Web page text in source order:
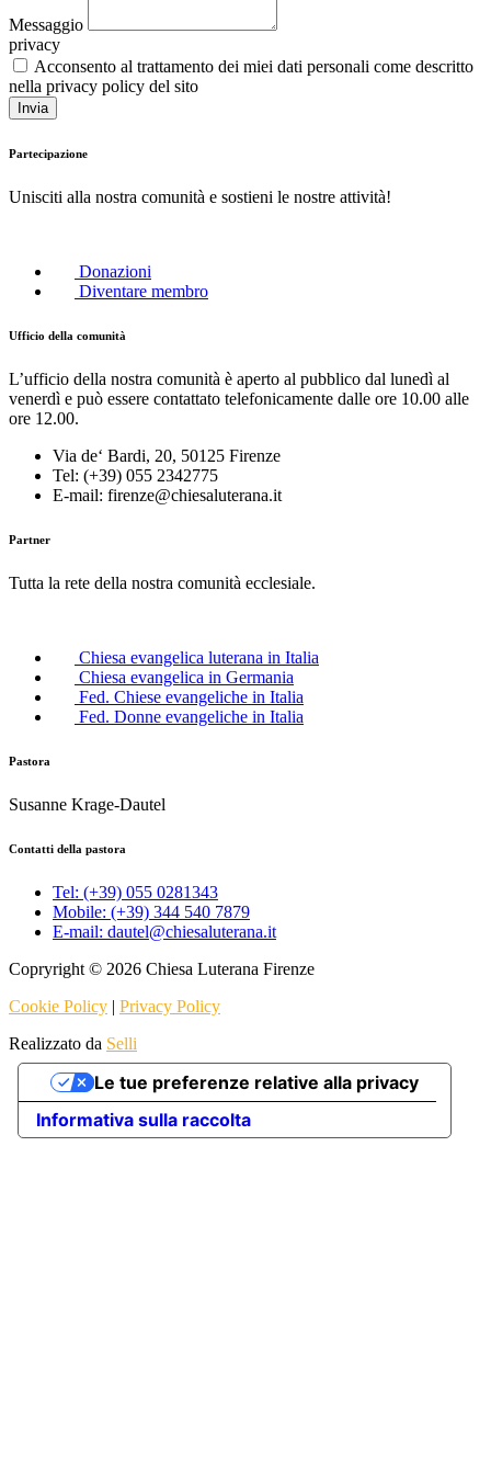
Messaggio
privacy
Acconsento al trattamento dei miei dati personali come descritto
nella privacy policy del sito
Invia
Partecipazione
Unisciti alla nostra comunità e sostieni le nostre attività!
Donazioni
Diventare membro
Ufficio della comunità
L’ufficio della nostra comunità è aperto al pubblico dal lunedì al
venerdì e può essere contattato telefonicamente dalle ore 10.00 alle
ore 12.00.
Via de‘ Bardi, 20, 50125 Firenze
Tel: (+39) 055 2342775
E-mail: firenze@chiesaluterana.it
Partner
Tutta la rete della nostra comunità ecclesiale.
Chiesa evangelica luterana in Italia
Chiesa evangelica in Germania
Fed. Chiese evangeliche in Italia
Fed. Donne evangeliche in Italia
Pastora
Susanne Krage-Dautel
Contatti della pastora
Tel: (+39) 055 0281343
Mobile: (+39) 344 540 7879
E-mail: dautel@chiesaluterana.it
Copryright © 2026 Chiesa Luterana Firenze
Cookie Policy | Privacy Policy
Realizzato da Selli
Informativa sulla raccolta
Le tue preferenze relative alla privacy